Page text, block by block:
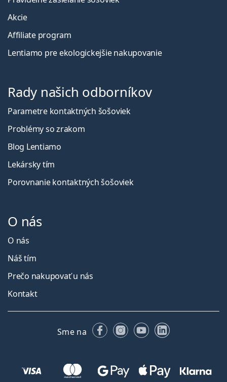
Akcie
Affiliate program
Lentiamo pre ekologickejšie nakupovanie
Rady našich odborníkov
Parametre kontaktných šošoviek
Problémy so zrakom
Blog Lentiamo
Lekársky tím
Porovnanie kontaktných šošoviek
O nás
O nás
Náš tím
Prečo nakupovať u nás
Kontakt
Sme na FacebookuInstagrame
YouTubeLinkedIn